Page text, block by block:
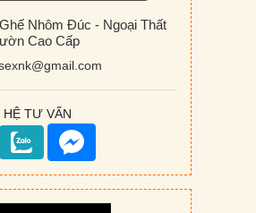
Nhôm Đúc - Ngoại Thất
Cao Cấp
HỆ TƯ VẤN